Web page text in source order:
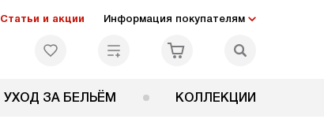
Статьи и акции Информация покупателям
УХОД ЗА БЕЛЬЁМ КОЛЛЕКЦИИ